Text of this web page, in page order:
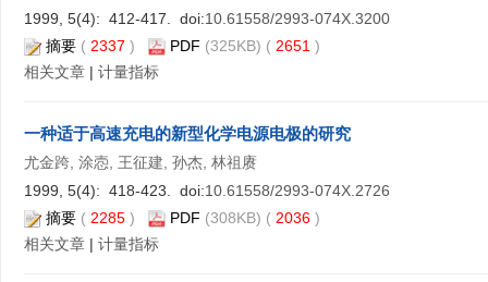
1999, 5(4): 412-417. doi:10.61558/2993-074X.3200
摘要 ( 2337 ) PDF (325KB) ( 2651 )
相关文章 | 计量指标
一种适于高速充电的新型化学电源电极的研究
尤金跨, 涂悫, 王征建, 孙杰, 林祖赓
1999, 5(4): 418-423. doi:10.61558/2993-074X.2726
摘要 ( 2285 ) PDF (308KB) ( 2036 )
相关文章 | 计量指标